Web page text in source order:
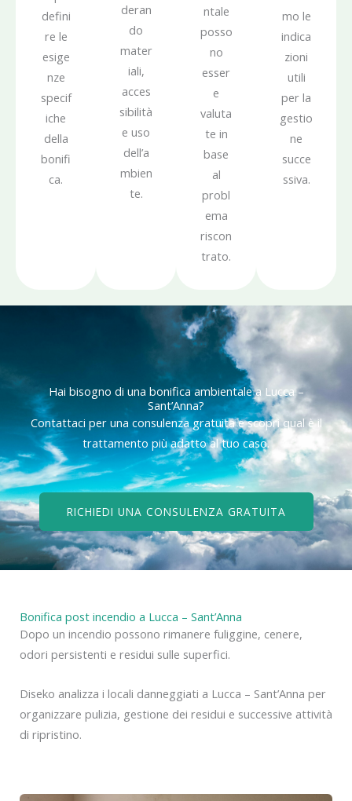
defini
re le
esige
nze
specif
iche
della
bonifi
ca.
deran
do
mater
iali,
acces
sibilità
e uso
dell’a
mbien
te.
ntale
posso
no
esser
e
valuta
te in
base
al
probl
ema
riscon
trato.
mo le
indica
zioni
utili
per la
gestio
ne
succe
ssiva.
Hai bisogno di una bonifica ambientale a Lucca –
Sant’Anna?
Contattaci per una consulenza gratuita e scopri qual è il
trattamento più adatto al tuo caso.
RICHIEDI UNA CONSULENZA GRATUITA
Bonifica post incendio a Lucca – Sant’Anna
Dopo un incendio possono rimanere fuliggine, cenere,
odori persistenti e residui sulle superfici.
Diseko analizza i locali danneggiati a Lucca – Sant’Anna per
organizzare pulizia, gestione dei residui e successive attività
di ripristino.